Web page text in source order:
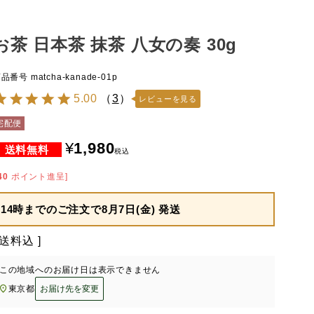
茶 日本茶 抹茶 八女の奏 30g
番号 matcha-kanade-01p
5.00 （3） レビューを見る
配便
¥1,980税込
ポイント進呈]
14時までのご注文で8月7日(金) 発送
料込
の地域へのお届け日は表示できません
東京都
お届け先を変更